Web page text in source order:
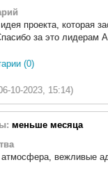
проекта, которая
за это лидерам
(0)
10-2023, 15:14)
меньше месяца
вежливые